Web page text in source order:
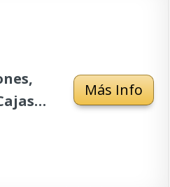
Más Info